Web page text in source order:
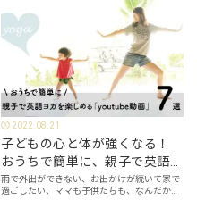
2022.08.21
子どもの心と体が強くなる！
おうちで簡単に、親子で英語ヨ
ガを楽しめる「youtube動画」
７選
雨で外出ができない、お出かけが続いて家で
過ごしたい、ママも子供たちも、なんだか疲